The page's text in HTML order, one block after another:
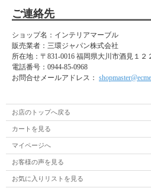
ご連絡先
ショップ名：インテリアマーブル
販売業者：三環ジャパン株式会社
所在地： 〒831-0016 福岡県大川市酒見１２
電話番号： 0944-85-0968
お問合せメールアドレス：
お店のトップへ戻る
カートを見る
マイページへ
お客様の声を見る
お気に入りリストを見る